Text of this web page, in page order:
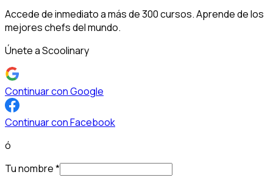
Accede de inmediato a más de 300 cursos. Aprende de los
mejores chefs del mundo.
Únete a Scoolinary
Continuar con Google
Continuar con Facebook
ó
Tu nombre*